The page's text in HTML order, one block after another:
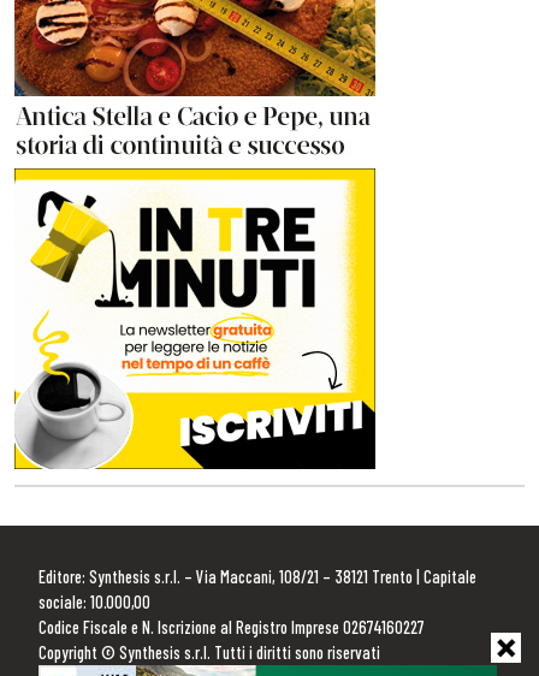
Editore: Synthesis s.r.l. – Via Maccani, 108/21 – 38121 Trento | Capitale
sociale: 10.000,00
Codice Fiscale e N. Iscrizione al Registro Imprese 02674160227
Copyright © Synthesis s.r.l. Tutti i diritti sono riservati